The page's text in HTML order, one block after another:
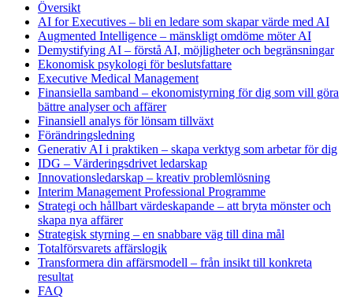
Översikt
AI for Executives – bli en ledare som skapar värde med AI
Augmented Intelligence – mänskligt omdöme möter AI
Demystifying AI – förstå AI, möjligheter och begränsningar
Ekonomisk psykologi för beslutsfattare
Executive Medical Management
Finansiella samband – ekonomistyrning för dig som vill göra
bättre analyser och affärer
Finansiell analys för lönsam tillväxt
Förändringsledning
Generativ AI i praktiken – skapa verktyg som arbetar för dig
IDG – Värderingsdrivet ledarskap
Innovationsledarskap – kreativ problemlösning
Interim Management Professional Programme
Strategi och hållbart värdeskapande – att bryta mönster och
skapa nya affärer
Strategisk styrning – en snabbare väg till dina mål
Totalförsvarets affärslogik
Transformera din affärsmodell – från insikt till konkreta
resultat
FAQ